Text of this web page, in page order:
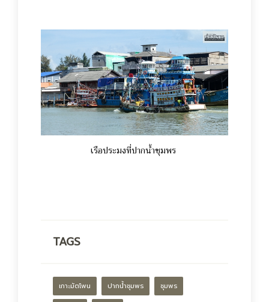
เรือประมงที่ปากน้ำชุมพร
TAGS
เกาะมัตโพน ปากน้ำชุมพร ชุมพร